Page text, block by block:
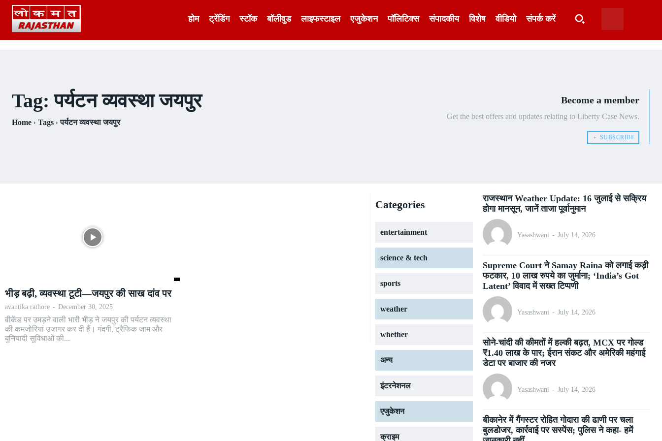
होम ट्रेंडिंग स्टॉक बॉलीवुड लाइफस्टाइल एजुकेशन पॉलिटिक्स संपादकीय विशेष वीडियो संपर्क करें
Tag:पर्यटन व्यवस्था जयपुर
Home Tags पर्यटन व्यवस्था जयपुर
Become a member
Get the best offers and updates relating to Liberty Case News.
﹢ SUBSCRIBE
भीड़ बढ़ी, व्यवस्था टूटी—जयपुर की साख दांव पर
avantika rathore - December 30, 2025
वीकेंड पर उमड़ने वाली भारी भीड़ ने जयपुर की पर्यटन व्यवस्था
की कमजोरियां उजागर कर दी हैं। गंदगी, ट्रैफिक जाम और
बुनियादी सुविधाओं की...
Categories
entertainment
science & tech
sports
weather
whether
अन्य
इंटरनेशनल
एजुकेशन
क्राइम
राजस्थान Weather Update: 16 जुलाई से सक्रिय
होगा मानसून, जानें ताजा पूर्वानुमान
Yasashwani - July 14, 2026
Supreme Court ने Samay Raina को लगाई कड़ी
फटकार, 10 लाख रुपये का जुर्माना; ‘India’s Got
Latent’ विवाद में सख्त टिप्पणी
Yasashwani - July 14, 2026
सोने-चांदी की कीमतों में हल्की बढ़त, MCX पर गोल्ड
₹1.40 लाख के पार; ईरान संकट और अमेरिकी महंगाई
डेटा पर बाजार की नजर
Yasashwani - July 14, 2026
बीकानेर में गैंगस्टर रोहित गोदारा की ढाणी पर चला
बुलडोजर, कार्रवाई पर सस्पेंस; पुलिस ने कहा- हमें